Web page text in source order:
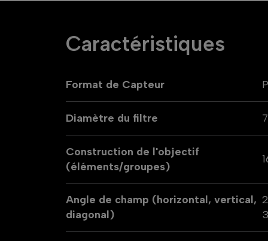
Caractéristiques
Format de Capteur
Diamètre du filtre
Construction de l'objectif
(éléments/groupes)
Angle de champ (horizontal, vertical,
diagonal)